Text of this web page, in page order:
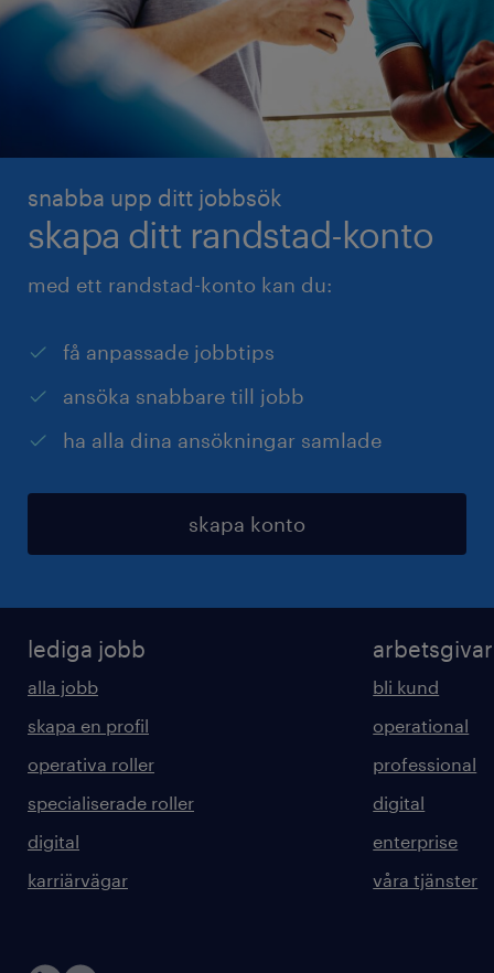
snabba upp ditt jobbsök
skapa ditt randstad-konto
med ett randstad-konto kan du:
få anpassade jobbtips
ansöka snabbare till jobb
ha alla dina ansökningar samlade
skapa konto
lediga jobb
alla jobb
skapa en profil
operativa roller
specialiserade roller
digital
karriärvägar
bli kund
operational
professional
digital
enterprise
våra tjänster